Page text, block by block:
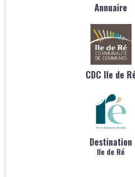
Annuaire
CDC Ile de
Destination
Ile de Ré